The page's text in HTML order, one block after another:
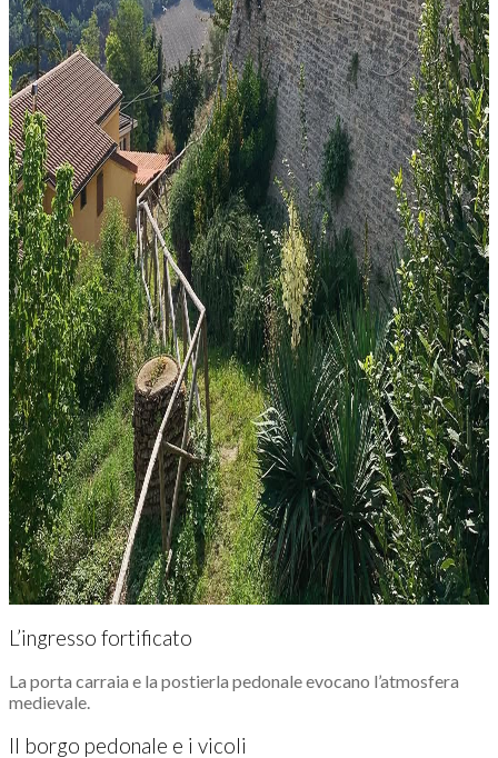
L’ingresso fortificato
La porta carraia e la postierla pedonale evocano l’atmosfera
medievale.
Il borgo pedonale e i vicoli